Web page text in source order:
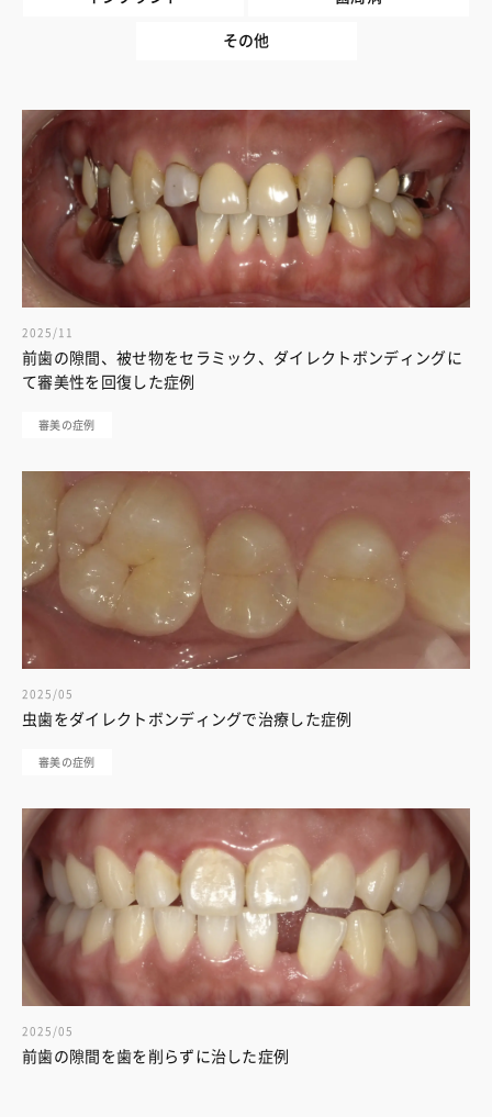
その他
2025/11
前歯の隙間、被せ物をセラミック、ダイレクトボンディングに
て審美性を回復した症例
審美の症例
2025/05
虫歯をダイレクトボンディングで治療した症例
審美の症例
2025/05
前歯の隙間を歯を削らずに治した症例